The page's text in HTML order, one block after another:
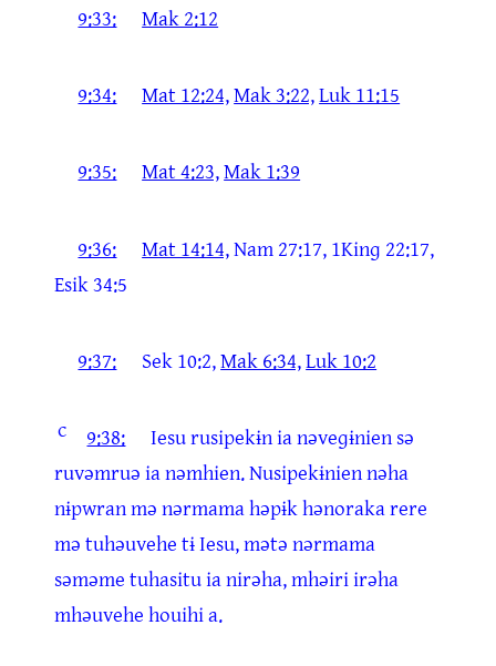
9:33: Mak 2:12
9:34: Mat 12:24,Mak 3:22,Luk 11:15
9:35: Mat 4:23,Mak 1:39
9:36: Mat 14:14,Nam 27:17, 1Kinɡ 22:17,
Esik 34:5
9:37: Sek 10:2,Mak 6:34,Luk 10:2
c 9:38:
Iesu rusipekɨn ia nəveɡɨnien sə
ruvəmruə ia nəmhien. Nusipekɨnien nəha
nɨpwran mə nərmama həpɨk hənoraka rere
mə tuhəuvehe tɨ Iesu, mətə nərmama
səməme tuhasitu ia nirəha, mhəiri irəha
mhəuvehe houihi a.